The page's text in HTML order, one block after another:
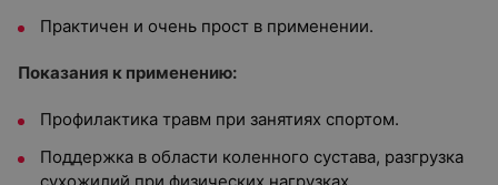
Практичен и очень прост в применении.
Показания к применению:
Профилактика травм при занятиях спортом.
Поддержка в области коленного сустава, разгрузка